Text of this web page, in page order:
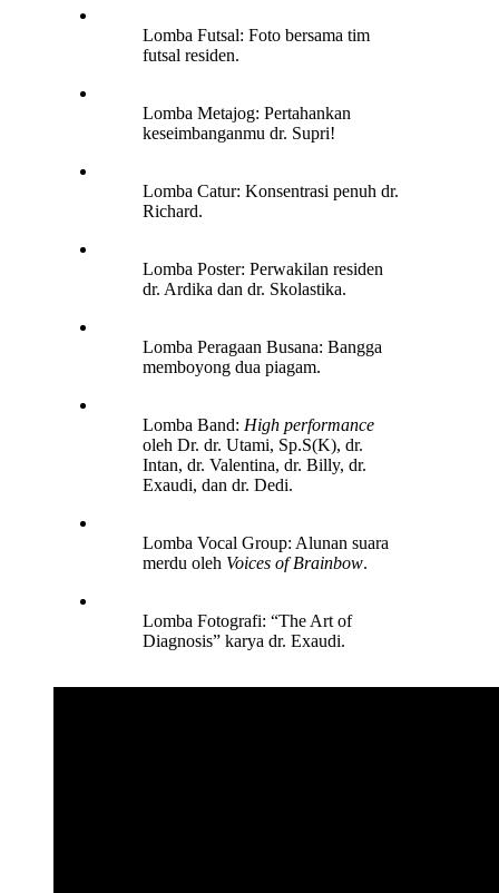
Lomba Futsal: Foto bersama tim
futsal residen.
Lomba Metajog: Pertahankan
keseimbanganmu dr. Supri!
Lomba Catur: Konsentrasi penuh dr.
Richard.
Lomba Poster: Perwakilan residen
dr. Ardika dan dr. Skolastika.
Lomba Peragaan Busana: Bangga
memboyong dua piagam.
Lomba Band: High performance
oleh Dr. dr. Utami, Sp.S(K), dr.
Intan, dr. Valentina, dr. Billy, dr.
Exaudi, dan dr. Dedi.
Lomba Vocal Group: Alunan suara
merdu oleh Voices of Brainbow.
Lomba Fotografi: “The Art of
Diagnosis” karya dr. Exaudi.